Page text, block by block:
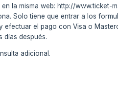
la misma web: http://
Solo tiene que entrar a los
efectuar el pago con Visa o
días después.
adicional.